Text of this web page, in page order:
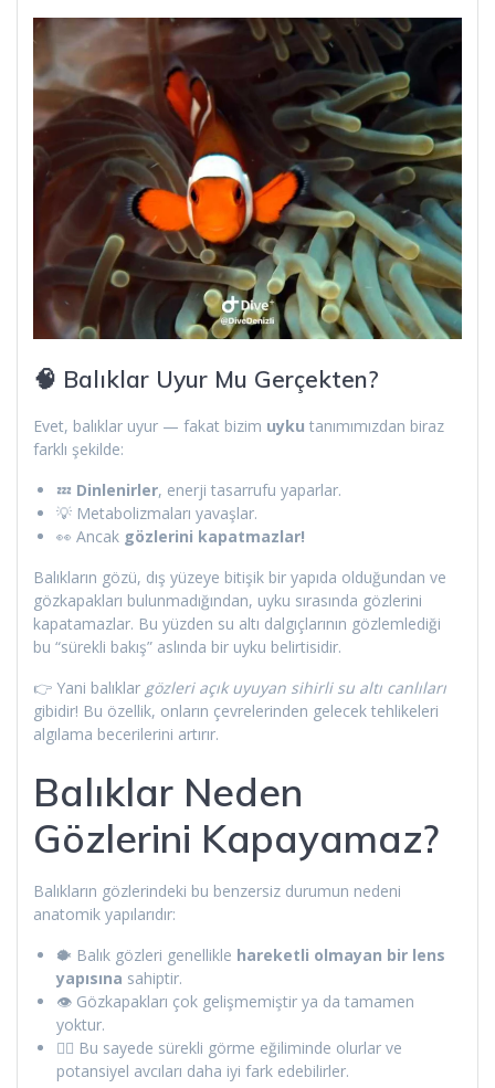
🧠 Balıklar Uyur Mu Gerçekten?
Evet, balıklar uyur — fakat bizim uyku tanımımızdan biraz
farklı şekilde:
💤 Dinlenirler, enerji tasarrufu yaparlar.
💡 Metabolizmaları yavaşlar.
👀 Ancak gözlerini kapatmazlar!
Balıkların gözü, dış yüzeye bitişik bir yapıda olduğundan ve
gözkapakları bulunmadığından, uyku sırasında gözlerini
kapatamazlar. Bu yüzden su altı dalgıçlarının gözlemlediği
bu “sürekli bakış” aslında bir uyku belirtisidir.
👉 Yani balıklar gözleri açık uyuyan sihirli su altı canlıları
gibidir! Bu özellik, onların çevrelerinden gelecek tehlikeleri
algılama becerilerini artırır.
Balıklar Neden
Gözlerini Kapayamaz?
Balıkların gözlerindeki bu benzersiz durumun nedeni
anatomik yapılarıdır:
🐡 Balık gözleri genellikle hareketli olmayan bir lens
yapısına sahiptir.
👁️ Gözkapakları çok gelişmemiştir ya da tamamen
yoktur.
🧜‍♂️ Bu sayede sürekli görme eğiliminde olurlar ve
potansiyel avcıları daha iyi fark edebilirler.